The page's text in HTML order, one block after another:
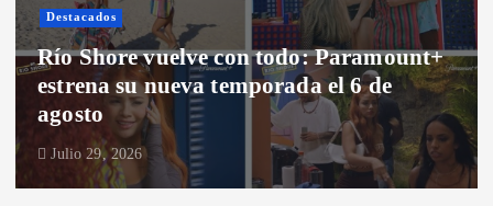
Destacados
Río Shore vuelve con todo: Paramount+
estrena su nueva temporada el 6 de
agosto
Julio 29, 2026